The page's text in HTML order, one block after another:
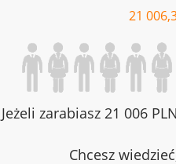
21
Jeżeli zarabiasz 21 006
Chcesz